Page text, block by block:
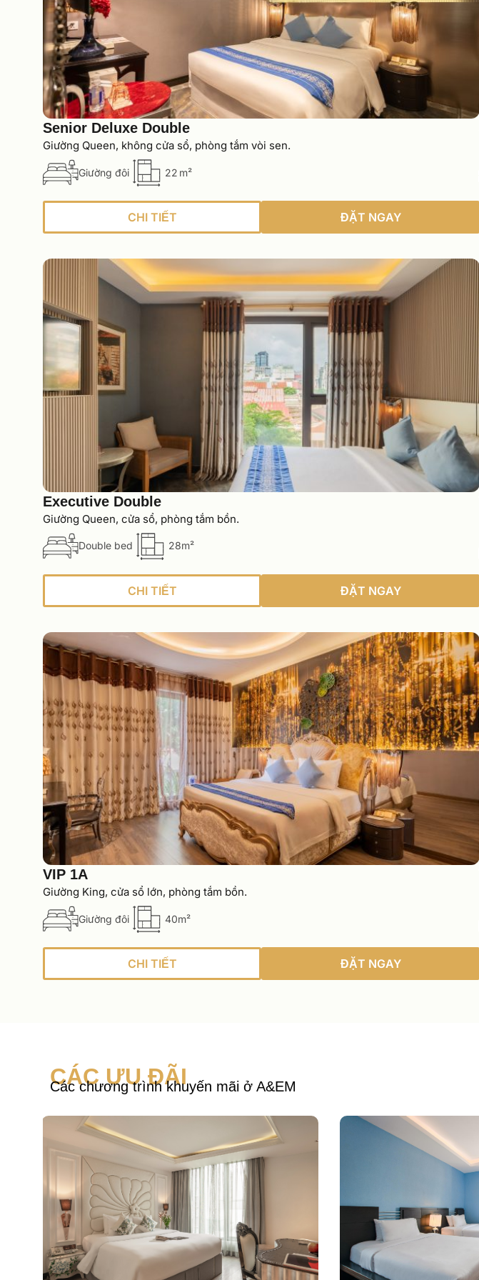
Senior Deluxe Double
Giường Queen, không cửa sổ, phòng tắm vòi sen.
Giường đôi 22 m²
CHI TIẾT ĐẶT NGAY
Executive Double
Giường Queen, cửa sổ, phòng tắm bồn.
Double bed 28m²
CHI TIẾT ĐẶT NGAY
VIP 1A
Giường King, cửa sổ lớn, phòng tắm bồn.
Giường đôi 40m²
CHI TIẾT ĐẶT NGAY
CÁC ƯU ĐÃI
Các chương trình khuyến mãi ở A&EM